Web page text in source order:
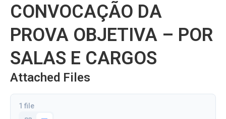
CONVOCAÇÃO DA
PROVA OBJETIVA – POR
SALAS E CARGOS
Attached Files
1 file